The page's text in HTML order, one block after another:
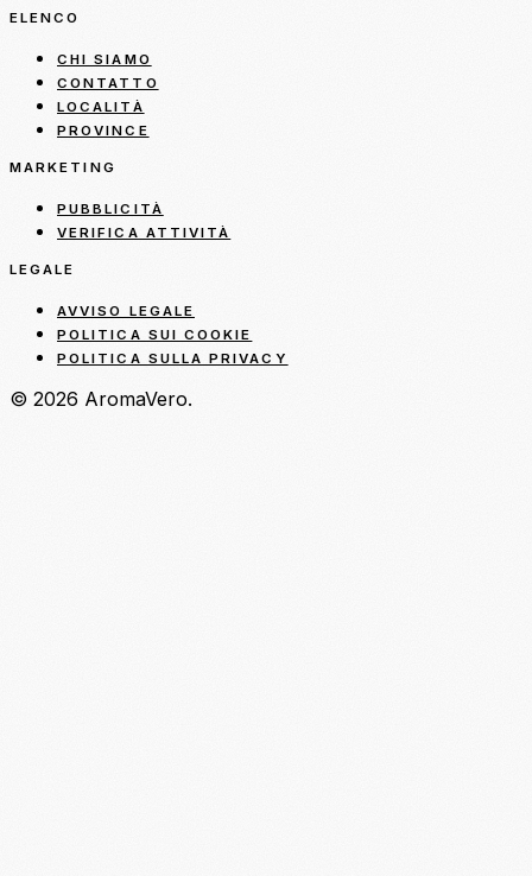
ELENCO
CHI SIAMO
CONTATTO
LOCALITÀ
PROVINCE
MARKETING
PUBBLICITÀ
VERIFICA ATTIVITÀ
LEGALE
AVVISO LEGALE
POLITICA SUI COOKIE
POLITICA SULLA PRIVACY
© 2026 AromaVero.